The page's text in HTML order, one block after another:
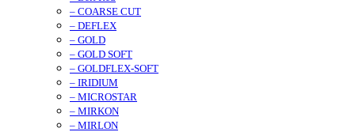
– COARSE CUT
– DEFLEX
– GOLD
– GOLD SOFT
– GOLDFLEX-SOFT
– IRIDIUM
– MICROSTAR
– MIRKON
– MIRLON